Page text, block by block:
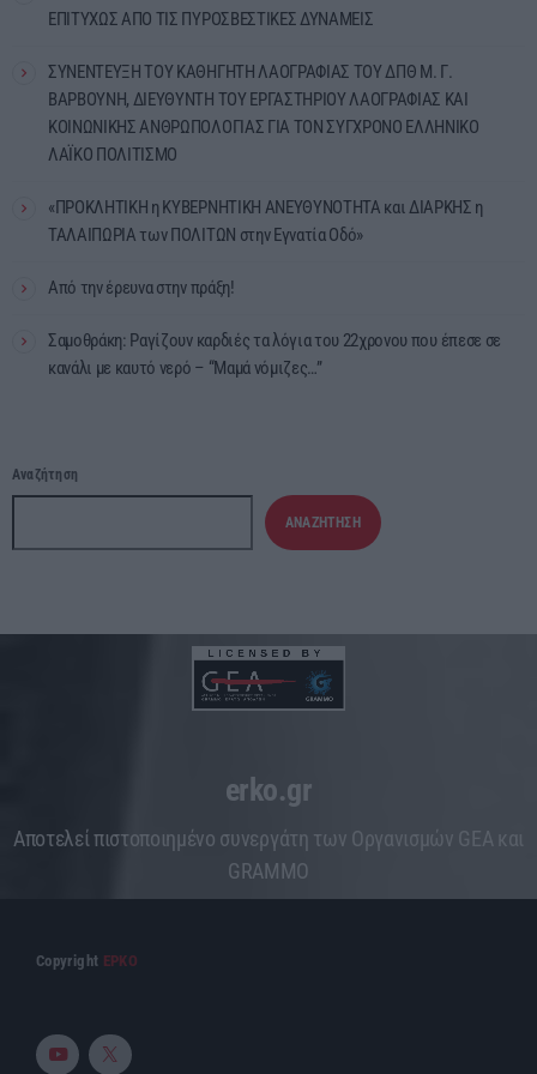
ΕΠΙΤΥΧΩΣ ΑΠΟ ΤΙΣ ΠΥΡΟΣΒΕΣΤΙΚΕΣ ΔΥΝΑΜΕΙΣ
ΣΥΝΕΝΤΕΥΞΗ ΤΟΥ ΚΑΘΗΓΗΤΗ ΛΑΟΓΡΑΦΙΑΣ ΤΟΥ ΔΠΘ Μ. Γ.
ΒΑΡΒΟΥΝΗ, ΔΙΕΥΘΥΝΤΗ ΤΟΥ ΕΡΓΑΣΤΗΡΙΟΥ ΛΑΟΓΡΑΦΙΑΣ ΚΑΙ
ΚΟΙΝΩΝΙΚΗΣ ΑΝΘΡΩΠΟΛΟΓΙΑΣ ΓΙΑ ΤΟΝ ΣΥΓΧΡΟΝΟ ΕΛΛΗΝΙΚΟ
ΛΑΪΚΟ ΠΟΛΙΤΙΣΜΟ
«ΠΡΟΚΛΗΤΙΚΗ η ΚΥΒΕΡΝΗΤΙΚΗ ΑΝΕΥΘΥΝΟΤΗΤΑ και ΔΙΑΡΚΗΣ η
ΤΑΛΑΙΠΩΡΙΑ των ΠΟΛΙΤΩΝ στην Εγνατία Οδό»
Από την έρευνα στην πράξη!
Σαμοθράκη: Ραγίζουν καρδιές τα λόγια του 22χρονου που έπεσε σε
κανάλι με καυτό νερό – “Μαμά νόμιζες…”
Αναζήτηση
ΑΝΑΖΉΤΗΣΗ
erko.gr
Aποτελεί πιστοποιημένο συνεργάτη των Οργανισμών GEA και
GRAMMO
Copyright ΕΡΚΟ